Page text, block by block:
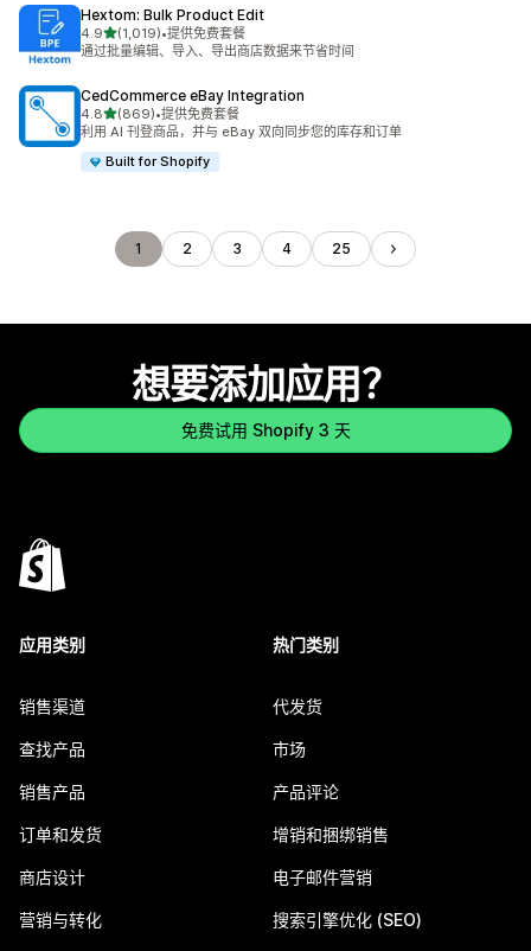
Hextom: Bulk Product Edit
4.9星（满分 5 星）
(1,019)
总共 1019 条评论
•提供免费套餐
通过批量编辑、导入、导出商店数据来节省时间
CedCommerce eBay Integration
4.8星（满分 5 星）
(869)
总共 869 条评论
•提供免费套餐
利用 AI 刊登商品，并与 eBay 双向同步您的库存和订单
Built for Shopify
1 2 3 4 25
想要添加应用？
免费试用 Shopify 3 天
应用类别
销售渠道
查找产品
销售产品
订单和发货
商店设计
营销与转化
热门类别
代发货
市场
产品评论
增销和捆绑销售
电子邮件营销
搜索引擎优化 (SEO)